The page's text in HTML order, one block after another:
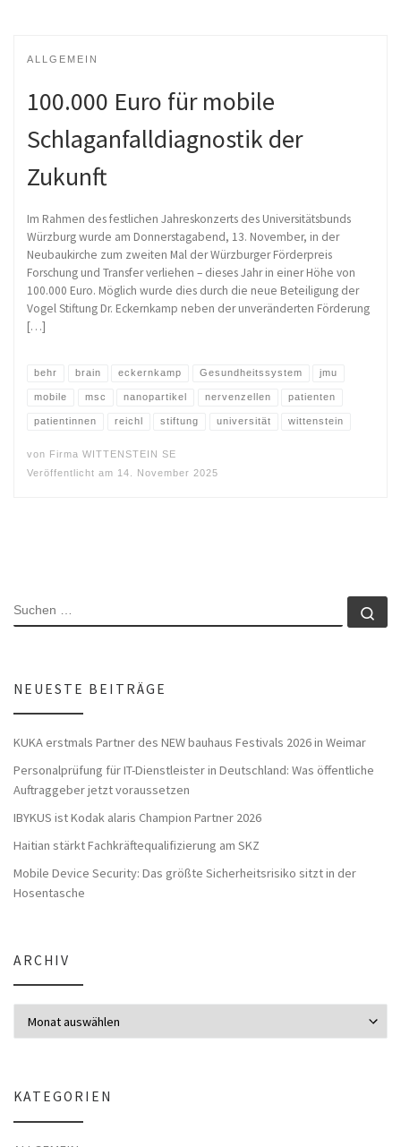
ALLGEMEIN
100.000 Euro für mobile
Schlaganfalldiagnostik der
Zukunft
Im Rahmen des festlichen Jahreskonzerts des Universitätsbunds
Würzburg wurde am Donnerstagabend, 13. November, in der
Neubaukirche zum zweiten Mal der Würzburger Förderpreis
Forschung und Transfer verliehen – dieses Jahr in einer Höhe von
100.000 Euro. Möglich wurde dies durch die neue Beteiligung der
Vogel Stiftung Dr. Eckernkamp neben der unveränderten Förderung
[…]
behr brain eckernkamp Gesundheitssystem jmu
mobile msc nanopartikel nervenzellen patienten
patientinnen reichl stiftung universität wittenstein
von Firma WITTENSTEIN SE
Veröffentlicht am 14. November 2025
SUCHE
NEUESTE BEITRÄGE
KUKA erstmals Partner des NEW bauhaus Festivals 2026 in Weimar
Personalprüfung für IT-Dienstleister in Deutschland: Was öffentliche
Auftraggeber jetzt voraussetzen
IBYKUS ist Kodak alaris Champion Partner 2026
Haitian stärkt Fachkräftequalifizierung am SKZ
Mobile Device Security: Das größte Sicherheitsrisiko sitzt in der
Hosentasche
ARCHIV
KATEGORIEN